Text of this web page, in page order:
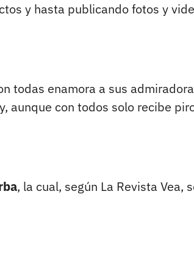
y hasta publicando fotos y
todas enamora a sus
aunque con todos solo recibe
, la cual, según La Revista Vea,